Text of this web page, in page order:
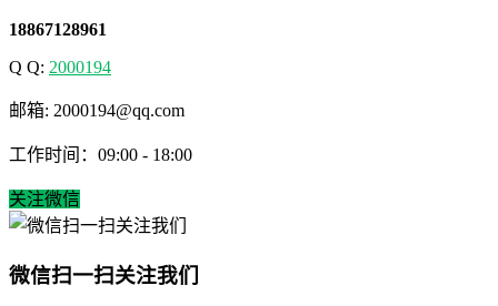
18867128961
Q Q: 2000194
邮箱: 2000194@qq.com
工作时间：09:00 - 18:00
关注微信
微信扫一扫关注我们